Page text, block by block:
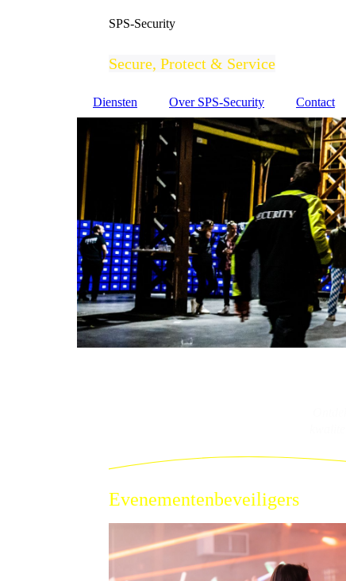
SPS-Security
Secure, Protect & Service
Diensten Over SPS-Security Contact
Evenementenbeveiligers